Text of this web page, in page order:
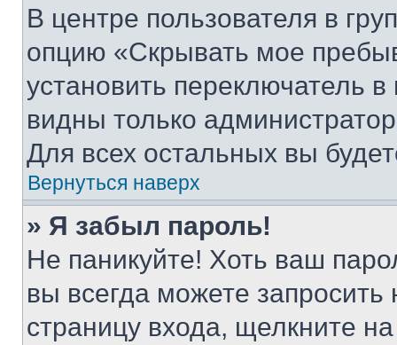
В центре пользователя в
опцию «Скрывать мое
установить переключатель
видны только
Для всех остальных вы
Вернуться наверх
» Я забыл пароль!
Не паникуйте! Хоть ваш
вы всегда можете
страницу входа, щелкните